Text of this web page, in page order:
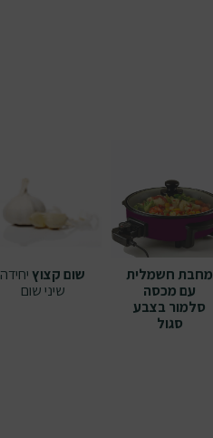
מחבת חשמלית
עם מכסה
סלמור בצבע
סגול
שום קצוץ יחידה
שיני שום